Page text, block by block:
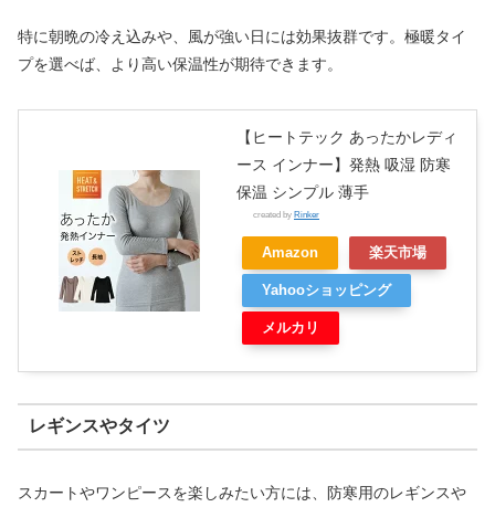
特に朝晩の冷え込みや、風が強い日には効果抜群です。極暖タイ
プを選べば、より高い保温性が期待できます。
【ヒートテック あったかレディ
ース インナー】発熱 吸湿 防寒
保温 シンプル 薄手
created by Rinker
Amazon 楽天市場
Yahooショッピング
メルカリ
レギンスやタイツ
スカートやワンピースを楽しみたい方には、防寒用のレギンスや